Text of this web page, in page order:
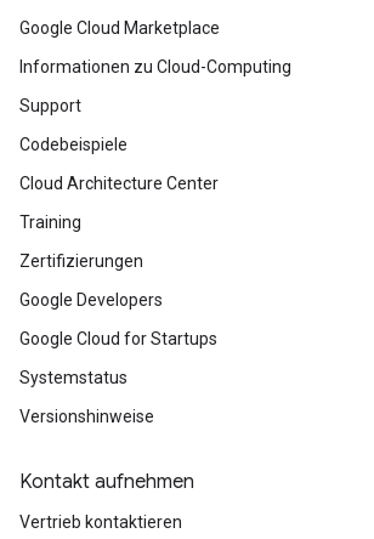
Google Cloud Marketplace
Informationen zu Cloud-Computing
Support
Codebeispiele
Cloud Architecture Center
Training
Zertifizierungen
Google Developers
Google Cloud for Startups
Systemstatus
Versionshinweise
Kontakt aufnehmen
Vertrieb kontaktieren